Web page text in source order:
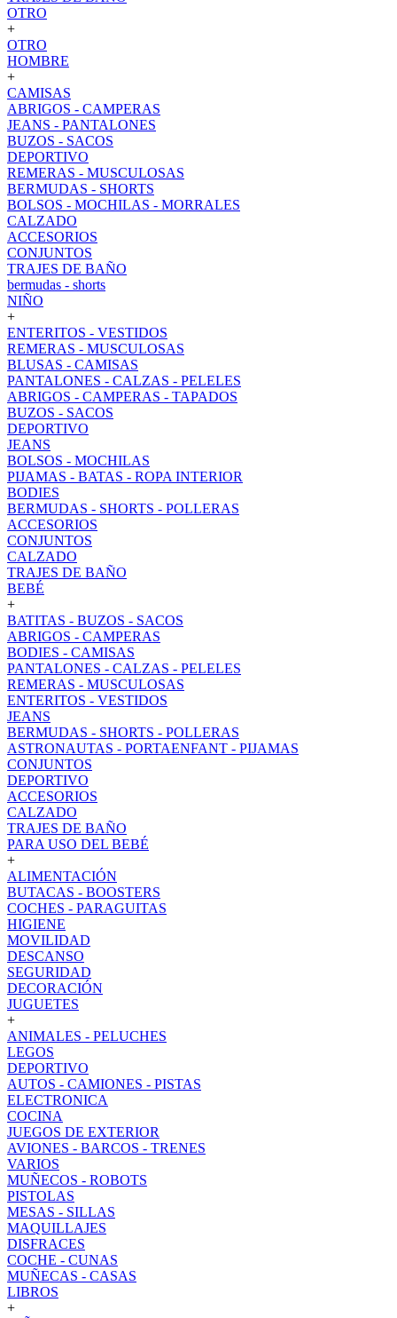
OTRO
+
OTRO
HOMBRE
+
CAMISAS
ABRIGOS - CAMPERAS
JEANS - PANTALONES
BUZOS - SACOS
DEPORTIVO
REMERAS - MUSCULOSAS
BERMUDAS - SHORTS
BOLSOS - MOCHILAS - MORRALES
CALZADO
ACCESORIOS
CONJUNTOS
TRAJES DE BAÑO
bermudas - shorts
NIÑO
+
ENTERITOS - VESTIDOS
REMERAS - MUSCULOSAS
BLUSAS - CAMISAS
PANTALONES - CALZAS - PELELES
ABRIGOS - CAMPERAS - TAPADOS
BUZOS - SACOS
DEPORTIVO
JEANS
BOLSOS - MOCHILAS
PIJAMAS - BATAS - ROPA INTERIOR
BODIES
BERMUDAS - SHORTS - POLLERAS
ACCESORIOS
CONJUNTOS
CALZADO
TRAJES DE BAÑO
BEBÉ
+
BATITAS - BUZOS - SACOS
ABRIGOS - CAMPERAS
BODIES - CAMISAS
PANTALONES - CALZAS - PELELES
REMERAS - MUSCULOSAS
ENTERITOS - VESTIDOS
JEANS
BERMUDAS - SHORTS - POLLERAS
ASTRONAUTAS - PORTAENFANT - PIJAMAS
CONJUNTOS
DEPORTIVO
ACCESORIOS
CALZADO
TRAJES DE BAÑO
PARA USO DEL BEBÉ
+
ALIMENTACIÓN
BUTACAS - BOOSTERS
COCHES - PARAGUITAS
HIGIENE
MOVILIDAD
DESCANSO
SEGURIDAD
DECORACIÓN
JUGUETES
+
ANIMALES - PELUCHES
LEGOS
DEPORTIVO
AUTOS - CAMIONES - PISTAS
ELECTRONICA
COCINA
JUEGOS DE EXTERIOR
AVIONES - BARCOS - TRENES
VARIOS
MUÑECOS - ROBOTS
PISTOLAS
MESAS - SILLAS
MAQUILLAJES
DISFRACES
COCHE - CUNAS
MUÑECAS - CASAS
LIBROS
+